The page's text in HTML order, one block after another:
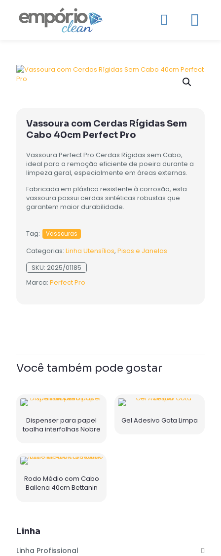
Vassoura com Cerdas Rígidas Sem
Cabo 40cm Perfect Pro
Vassoura Perfect Pro Cerdas Rígidas sem Cabo,
ideal para a remoção eficiente de poeira durante a
limpeza geral, especialmente em áreas externas.
Fabricada em plástico resistente à corrosão, esta
vassoura possui cerdas sintéticas robustas que
garantem maior durabilidade.
Tag: Vassouras
Categorias: Linha Utensílios, Pisos e Janelas
SKU: 2025/01185
Marca: Perfect Pro
Você também pode gostar
Dispenser para papel
toalha interfolhas Nobre
Gel Adesivo Gota Limpa
Rodo Médio com Cabo
Ballena 40cm Bettanin
Linha
Linha Profissional